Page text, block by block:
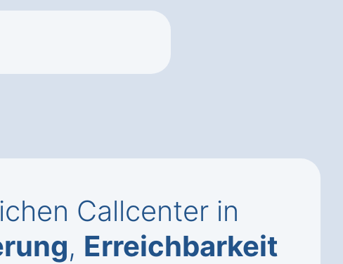
Callcenter in
, Erreichbarkeit